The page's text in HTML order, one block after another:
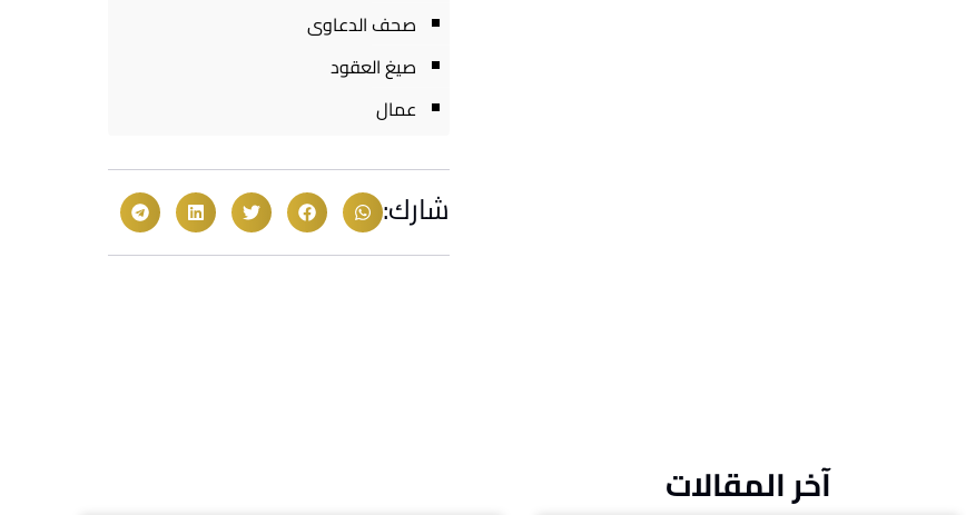
صحف الدعاوى
صيغ العقود
عمال
شارك:
آخر المقالات